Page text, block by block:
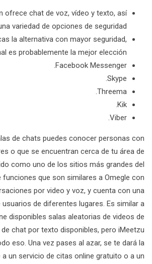
ofrece chat de voz, vídeo y texto, así
variedad de opciones de seguridad.
la alternativa con mayor seguridad,
es probablemente la mejor elección.
Facebook Messenger.
Skype.
Threema.
Kik.
Viber.
de chats puedes conocer personas con
o que se encuentran cerca de tu área de
como uno de los sitios más grandes del
que son similares a Omegle con
por video y voz, y cuenta con una
usuarios de diferentes lugares. Es similar a
disponibles salas aleatorias de videos de
chat por texto disponibles, pero iMeetzu
eso. Una vez pases al azar, se te dará la
un servicio de citas online gratuito o a un